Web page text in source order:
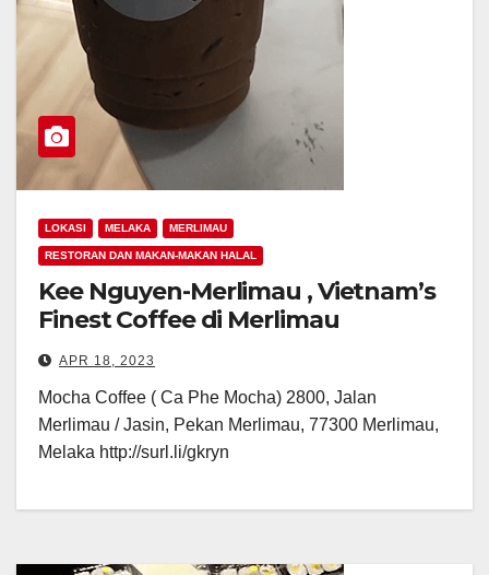
LOKASI MELAKA MERLIMAU
RESTORAN DAN MAKAN-MAKAN HALAL
Kee Nguyen-Merlimau , Vietnam’s
Finest Coffee di Merlimau
APR 18, 2023
Mocha Coffee ( Ca Phe Mocha) 2800, Jalan
Merlimau / Jasin, Pekan Merlimau, 77300 Merlimau,
Melaka http://surl.li/gkryn